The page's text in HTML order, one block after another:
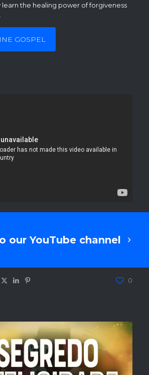
the healing power of forgiveness
GOSPEL
our YouTube channel
0